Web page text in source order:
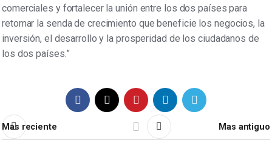
comerciales y fortalecer la unión entre los dos países para
retomar la senda de crecimiento que beneficie los negocios, la
inversión, el desarrollo y la prosperidad de los ciudadanos de
los dos países.”
Mas reciente Mas antiguo